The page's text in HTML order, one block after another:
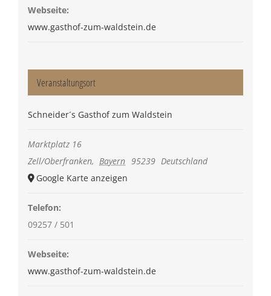
Webseite:
www.gasthof-zum-waldstein.de
Veranstaltungsort
Schneider´s Gasthof zum Waldstein
Marktplatz 16
Zell/Oberfranken, Bayern 95239 Deutschland
Google Karte anzeigen
Telefon:
09257 / 501
Webseite:
www.gasthof-zum-waldstein.de